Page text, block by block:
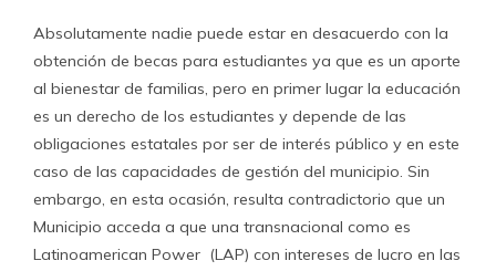
Absolutamente nadie puede estar en desacuerdo con la
obtención de becas para estudiantes ya que es un aporte
al bienestar de familias, pero en primer lugar la educación
es un derecho de los estudiantes y depende de las
obligaciones estatales por ser de interés público y en este
caso de las capacidades de gestión del municipio. Sin
embargo, en esta ocasión, resulta contradictorio que un
Municipio acceda a que una transnacional como es
Latinoamerican Power (LAP) con intereses de lucro en las